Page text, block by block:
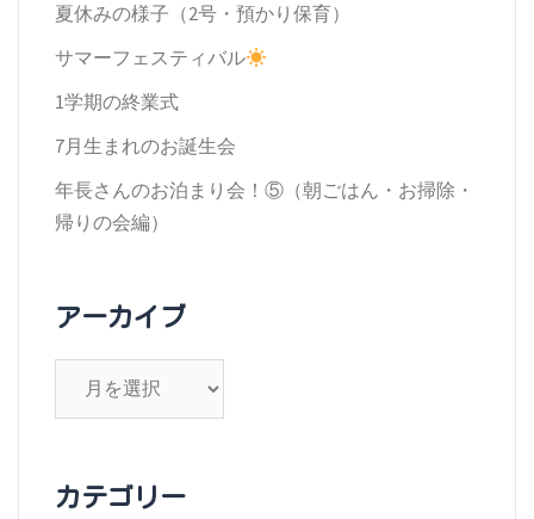
シ
ョ
ン
夏休みの様子（2号・預かり保育）
サマーフェスティバル
1学期の終業式
7月生まれのお誕生会
年長さんのお泊まり会！⑤（朝ごはん・お掃除・
帰りの会編）
アーカイブ
ブ
カテゴリー